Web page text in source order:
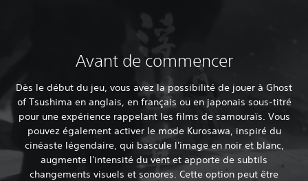
Avant de commencer
Dès le début du jeu, vous avez la possibilité de jouer à Ghost
of Tsushima en anglais, en français ou en japonais sous-titré
pour une expérience rappelant les films de samouraïs. Vous
pouvez également activer le mode Kurosawa, inspiré du
cinéaste légendaire, qui bascule l'image en noir et blanc,
augmente l'intensité du vent et apporte de subtils
changements visuels et sonores. Cette option peut être